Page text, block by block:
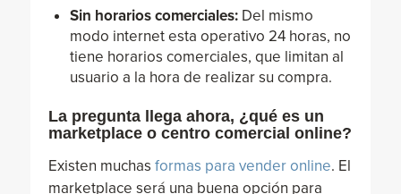
Sin horarios comerciales:Del mismo
modo internet esta operativo 24 horas, no
tiene horarios comerciales, que limitan al
usuario a la hora de realizar su compra.
La pregunta llega ahora, ¿qué es un
marketplace o centro comercial online?
Existen muchas formas para vender online. El
marketplace será una buena opción para